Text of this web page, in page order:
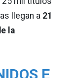
llegan a 21
la
E